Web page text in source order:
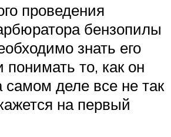
проведения
бензопилы
знать его
понимать то, как он
самом деле все не так
на первый